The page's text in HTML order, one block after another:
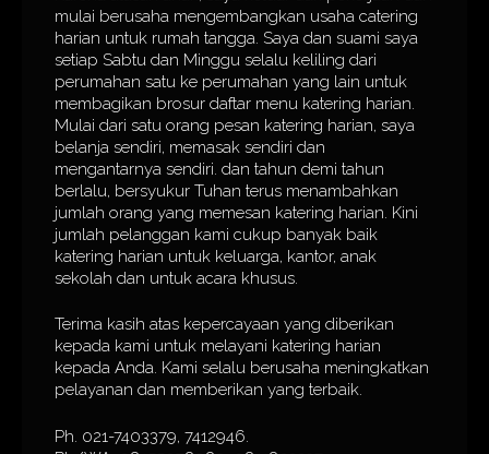
mulai berusaha mengembangkan usaha catering
harian untuk rumah tangga. Saya dan suami saya
setiap Sabtu dan Minggu selalu keliling dari
perumahan satu ke perumahan yang lain untuk
membagikan brosur daftar menu katering harian.
Mulai dari satu orang pesan katering harian, saya
belanja sendiri, memasak sendiri dan
mengantarnya sendiri. dan tahun demi tahun
berlalu, bersyukur Tuhan terus menambahkan
jumlah orang yang memesan katering harian. Kini
jumlah pelanggan kami cukup banyak baik
katering harian untuk keluarga, kantor, anak
sekolah dan untuk acara khusus.
Terima kasih atas kepercayaan yang diberikan
kepada kami untuk melayani katering harian
kepada Anda. Kami selalu berusaha meningkatkan
pelayanan dan memberikan yang terbaik.
Ph. 021-7403379, 7412946.